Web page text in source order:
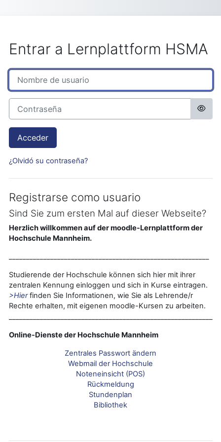
Entrar a Lernplattform HSMA
Nombre de usuario
Contraseña
Acceder
¿Olvidó su contraseña?
Registrarse como usuario
Sind Sie zum ersten Mal auf dieser Webseite?
Herzlich willkommen auf der moodle-Lernplattform der
Hochschule Mannheim.
Studierende der Hochschule können sich hier mit ihrer
zentralen Kennung einloggen und sich in Kurse eintragen.
>Hierfinden Sie Informationen, wie Sie als Lehrende/r
Rechte erhalten, mit eigenen moodle-Kursen zu arbeiten.
Online-Dienste der Hochschule Mannheim
Zentrales Passwort ändern
Webmail der Hochschule
Noteneinsicht (POS)
Rückmeldung
Stundenplan
Bibliothek